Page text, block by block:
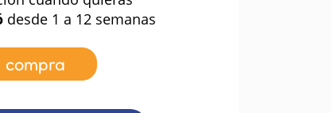
desde 1 a 12 semanas
compra